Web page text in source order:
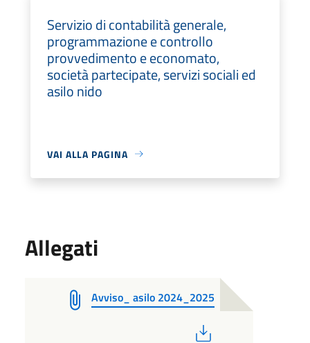
Servizio di contabilità generale,
programmazione e controllo
provvedimento e economato,
società partecipate, servizi sociali ed
asilo nido
VAI ALLA PAGINA
Allegati
Avviso_ asilo 2024_2025